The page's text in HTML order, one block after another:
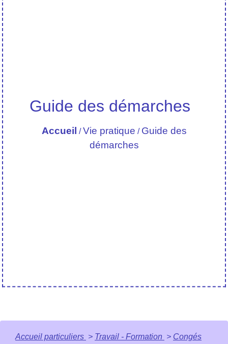
Guide des démarches
Accueil /Vie pratique / Guide des
démarches
Accueil particuliers > Travail - Formation > Congés